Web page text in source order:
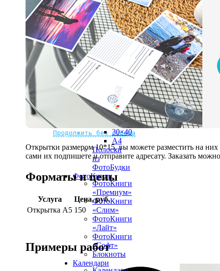
Не нашли Ваш город?
Мы доставляем по всему миру
Продолжить без города
30х30
30х40
А4
Фото
в
рамке
10х10
10×15
13×18
15×15
15×20
20×20
20×30
30×30
30×40
A4
Полоски
из
ФотоБудки
ФотоКниги
ФотоКниги
«Премиум»
ФотоКниги
«Слим»
ФотоКниги
«Лайт»
ФотоКниги
«Софт»
Блокноты
Календари
Открытки размером 10*15, вы можете разместить на
сами их подпишете и отправите адресату. Заказать
Форматы и цены
Услуга
Цена, руб.
Открытка А5 150
Примеры работ